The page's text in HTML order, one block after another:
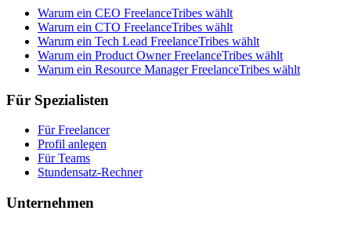
Warum ein CEO FreelanceTribes wählt
Warum ein CTO FreelanceTribes wählt
Warum ein Tech Lead FreelanceTribes wählt
Warum ein Product Owner FreelanceTribes wählt
Warum ein Resource Manager FreelanceTribes wählt
Für Spezialisten
Für Freelancer
Profil anlegen
Für Teams
Stundensatz-Rechner
Unternehmen